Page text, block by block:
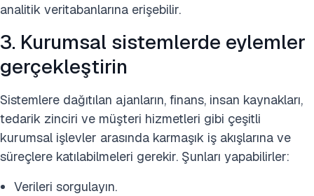
analitik veritabanlarına erişebilir.
3. Kurumsal sistemlerde eylemler
gerçekleştirin
Sistemlere dağıtılan ajanların, finans, insan kaynakları,
tedarik zinciri ve müşteri hizmetleri gibi çeşitli
kurumsal işlevler arasında karmaşık iş akışlarına ve
süreçlere katılabilmeleri gerekir. Şunları yapabilirler:
Verileri sorgulayın.